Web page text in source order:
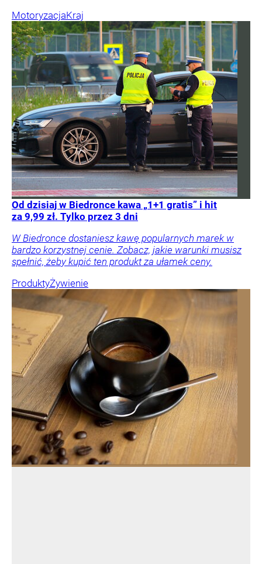
MotoryzacjaKraj
Od dzisiaj w Biedronce kawa „1+1 gratis” i hit
za 9,99 zł. Tylko przez 3 dni
W Biedronce dostaniesz kawę popularnych marek w
bardzo korzystnej cenie. Zobacz, jakie warunki musisz
spełnić, żeby kupić ten produkt za ułamek ceny.
ProduktyŻywienie